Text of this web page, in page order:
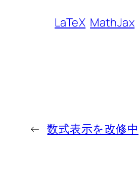
LaTeX MathJax
← 数式表示を改修中